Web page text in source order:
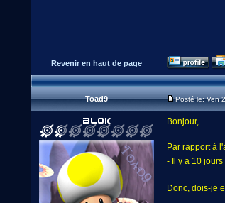
Revenir en haut de page
Toad9 Posté le: Ven
Bonjour,
Par rapport à
- Il y a 10
Donc, dois-je